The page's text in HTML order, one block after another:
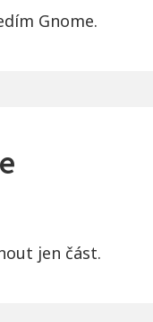
Gnome.
jen část.